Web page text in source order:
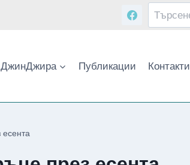
Търсене
за:
ДжинДжира Публикации Контакти
есента